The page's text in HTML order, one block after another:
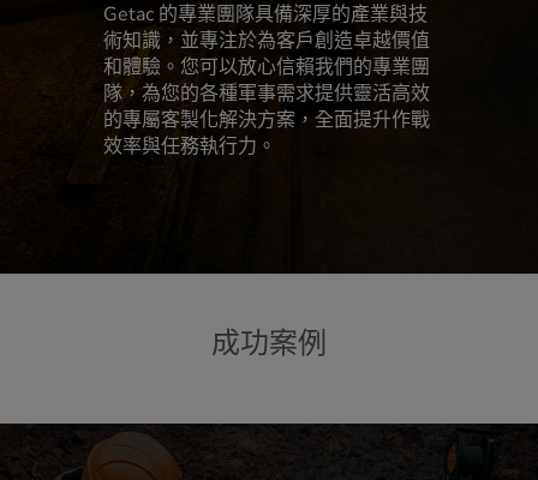
Getac 的專業團隊具備深厚的產業與技
術知識，並專注於為客戶創造卓越價值
和體驗。您可以放心信賴我們的專業團
隊，為您的各種軍事需求提供靈活高效
的專屬客製化解決方案，全面提升作戰
效率與任務執行力。
成功案例